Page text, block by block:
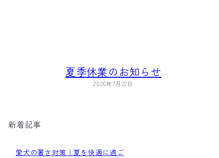
夏季休業のお知らせ
2026年7月22日
新着記事
愛犬の暑さ対策｜夏を快適に過ご